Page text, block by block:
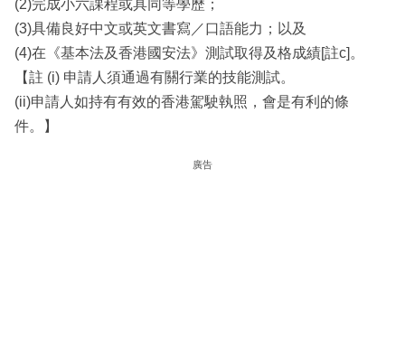
(2)完成小六課程或具同等學歷；
(3)具備良好中文或英文書寫／口語能力；以及
(4)在《基本法及香港國安法》測試取得及格成績[註c]。
【註 (i) 申請人須通過有關行業的技能測試。
(ii)申請人如持有有效的香港駕駛執照，會是有利的條
件。】
廣告